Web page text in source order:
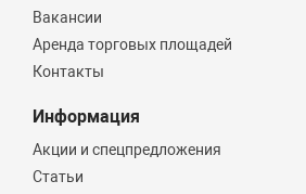
Вакансии
Аренда торговых площадей
Контакты
Информация
Акции и спецпредложения
Статьи